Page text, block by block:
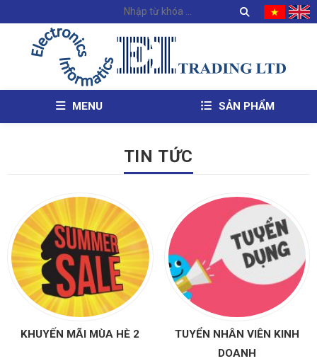
MENU SẢN PHẨM
TIN TỨC
KHUYẾN MÃI MÙA HÈ 2
TUYỂN NHÂN VIÊN KINH
DOANH